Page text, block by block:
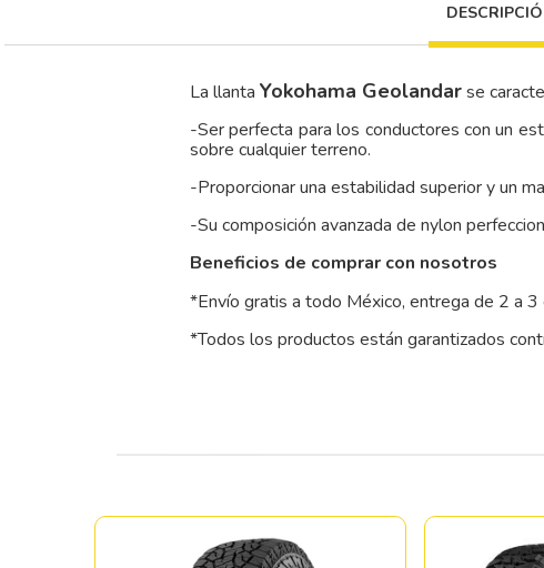
La llanta Yokohama Geolandarse
-Ser perfecta para los conductores con un
sobre cualquier terreno.
-Proporcionar una estabilidad superior y un
-Su composición avanzada de nylon
Beneficios de comprar con nosotros
*Envío gratis a todo México, entrega de 2 a 3
*Todos los productos están garantizados